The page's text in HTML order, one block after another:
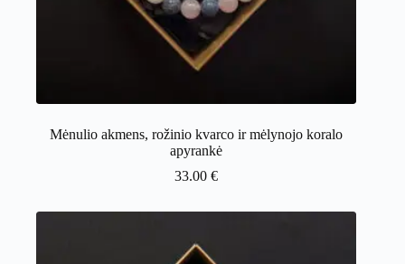
Mėnulio akmens, rožinio kvarco ir mėlynojo koralo
apyrankė
33.00€